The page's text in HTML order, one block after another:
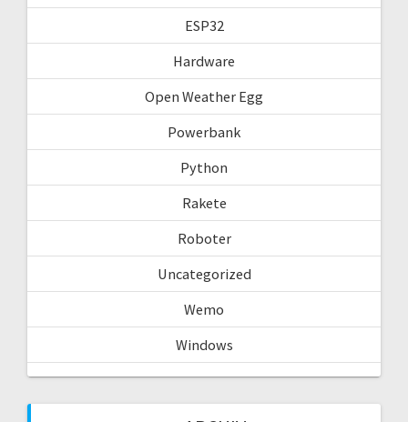
ESP32
Hardware
Open Weather Egg
Powerbank
Python
Rakete
Roboter
Uncategorized
Wemo
Windows